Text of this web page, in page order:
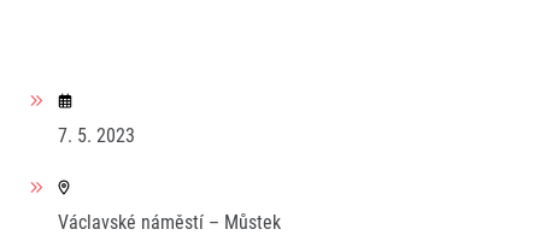
7. 5. 2023
Václavské náměstí – Můstek